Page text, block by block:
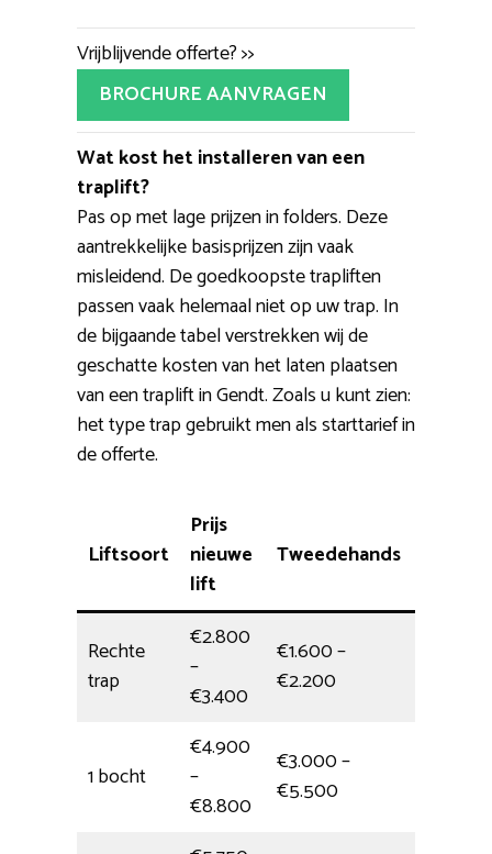
Vrijblijvende offerte? >>
BROCHURE AANVRAGEN
Wat kost het installeren van een
traplift?
Pas op met lage prijzen in folders. Deze
aantrekkelijke basisprijzen zijn vaak
misleidend. De goedkoopste trapliften
passen vaak helemaal niet op uw trap. In
de bijgaande tabel verstrekken wij de
geschatte kosten van het laten plaatsen
van een traplift in Gendt. Zoals u kunt zien:
het type trap gebruikt men als starttarief in
de offerte.
Liftsoort
Prijs
nieuwe
lift
Tweedehands
Rechte
trap
€2.800
–
€3.400
€1.600 –
€2.200
1 bocht
€4.900
–
€8.800
€3.000 –
€5.500